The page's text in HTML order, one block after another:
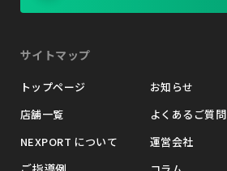
サイトマップ
トップページ
店舗一覧
NEXPORT について
お知らせ
よくあるご質問
運営会社